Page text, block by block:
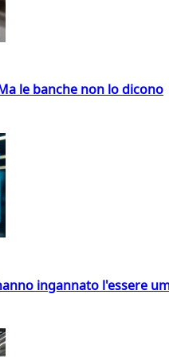
le banche non lo dicono
ingannato l'essere